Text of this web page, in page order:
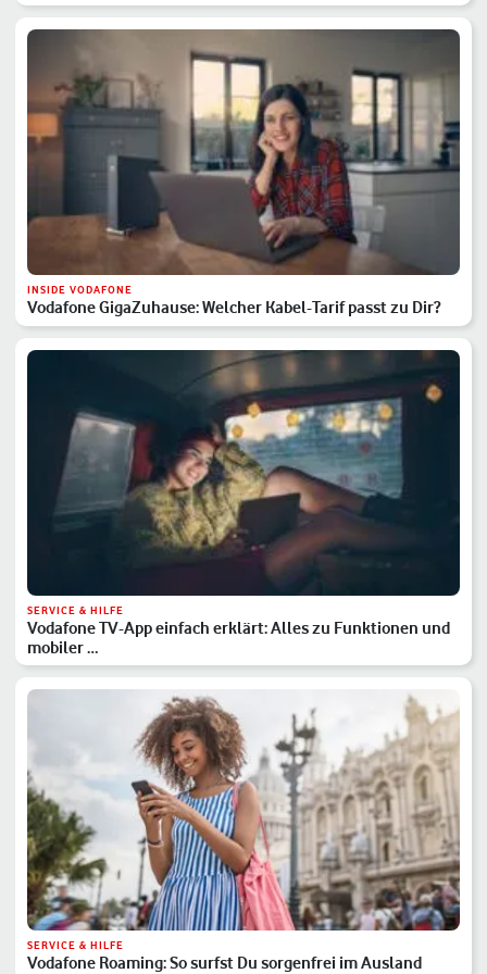
INSIDE VODAFONE
Vodafone GigaZuhause: Welcher Kabel-Tarif passt zu Dir?
SERVICE & HILFE
Vodafone TV-App einfach erklärt: Alles zu Funktionen und
mobiler …
SERVICE & HILFE
Vodafone Roaming: So surfst Du sorgenfrei im Ausland